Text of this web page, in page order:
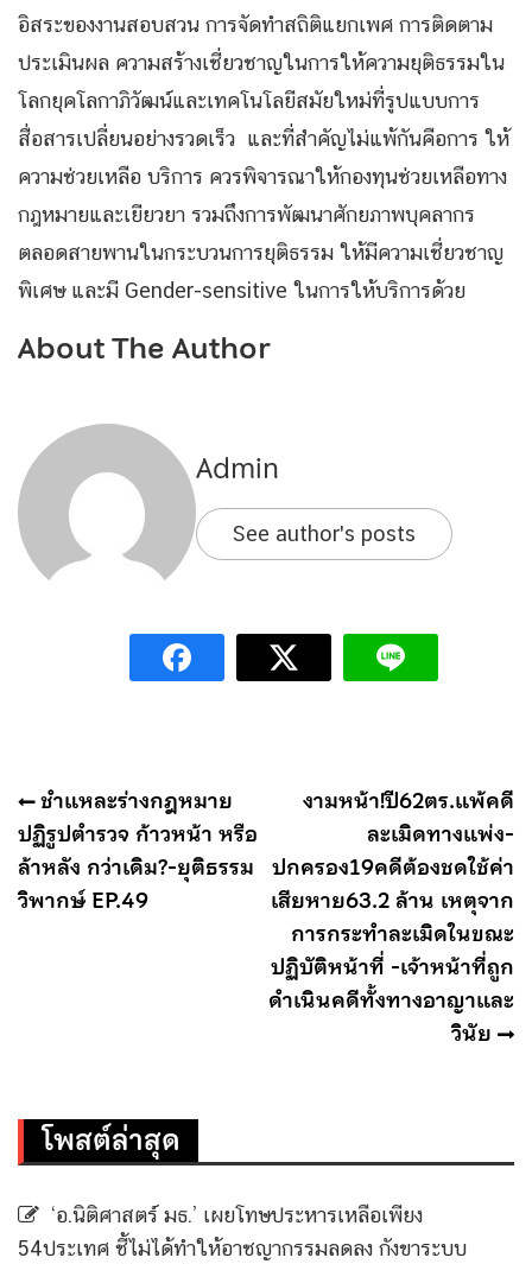
อิสระของงานสอบสวน การจัดทำสถิติแยกเพศ การติดตาม
ประเมินผล ความสร้างเชี่ยวชาญในการให้ความยุติธรรมใน
โลกยุคโลกาภิวัฒน์และเทคโนโลยีสมัยใหม่ที่รูปแบบการ
สื่อสารเปลี่ยนอย่างรวดเร็ว และที่สำคัญไม่แพ้กันคือการ ให้
ความช่วยเหลือ บริการ ควรพิจารณาให้กองทุนช่วยเหลือทาง
กฎหมายและเยียวยา รวมถึงการพัฒนาศักยภาพบุคลากร
ตลอดสายพานในกระบวนการยุติธรรม ให้มีความเชี่ยวชาญ
พิเศษ และมี Gender-sensitive ในการให้บริการด้วย
About The Author
Admin
See author's posts
แนะแนว
เรื่อง
ชำแหละร่างกฎหมาย
ปฏิรูปตำรวจ ก้าวหน้า หรือ
ล้าหลัง กว่าเดิม?-ยุติธรรม
วิพากษ์ EP.49
งามหน้า!ปี62ตร.แพ้คดี
ละเมิดทางแพ่ง-
ปกครอง19คดีต้องชดใช้ค่า
เสียหาย63.2 ล้าน เหตุจาก
การกระทำละเมิดในขณะ
ปฏิบัติหน้าที่ -เจ้าหน้าที่ถูก
ดำเนินคดีทั้งทางอาญาและ
วินัย
โพสต์ล่าสุด
‘อ.นิติศาสตร์ มธ.’ เผยโทษประหารเหลือเพียง
54ประเทศ ชี้ไม่ได้ทำให้อาชญากรรมลดลง กังขาระบบ